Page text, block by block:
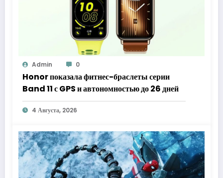
Admin 0
Honor показала фитнес-браслеты серии
Band 11 с GPS и автономностью до 26 дней
4 Августа, 2026